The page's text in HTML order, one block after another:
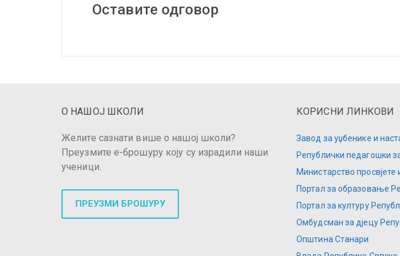
Оставите одговор
О НАШОЈ ШКОЛИ
Желите сазнати више о нашој школи?
Преузмите е-брошуру коју су израдили наши
ученици.
ПРЕУЗМИ БРОШУРУ
КОРИСНИ ЛИНКОВИ
Завод за уџбенике и
Републички педагошки
Министарство просвјете
Портал за образовање
Портал за културу
Омбудсман за дјецу
Општина Станари